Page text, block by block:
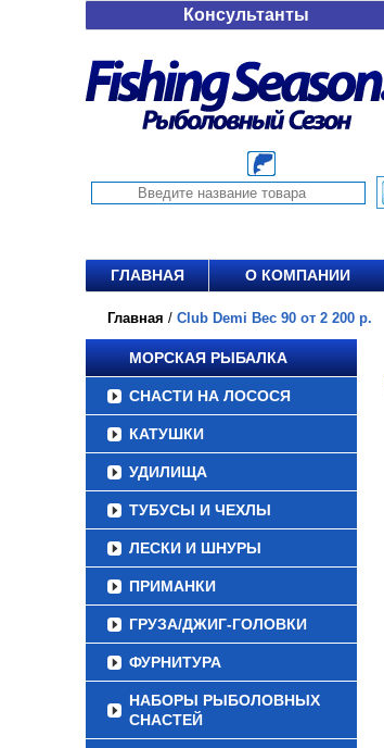
Консультанты
ГЛАВНАЯ О КОМПАНИИ
Главная / Club Demi Вес 90 от 2 200 р.
МОРСКАЯ РЫБАЛКА
СНАСТИ НА ЛОСОСЯ
КАТУШКИ
УДИЛИЩА
ТУБУСЫ И ЧЕХЛЫ
ЛЕСКИ И ШНУРЫ
ПРИМАНКИ
ГРУЗА/ДЖИГ-ГОЛОВКИ
ФУРНИТУРА
НАБОРЫ РЫБОЛОВНЫХ
СНАСТЕЙ